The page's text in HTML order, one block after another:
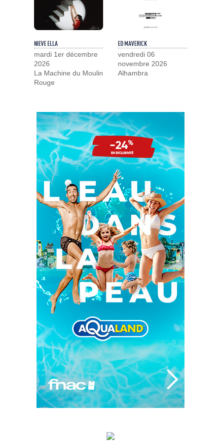
NIEVE ELLA
mardi 1er décembre
2026
La Machine du Moulin
Rouge
ED MAVERICK
vendredi 06
novembre 2026
Alhambra